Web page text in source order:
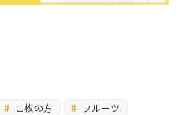
こ枚の方
フルーツ